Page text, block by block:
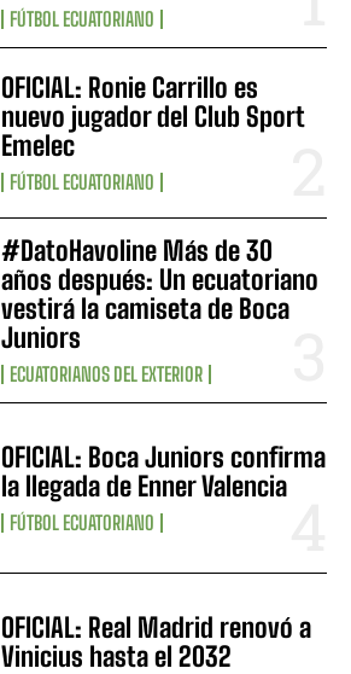
FÚTBOL ECUATORIANO
OFICIAL: Ronie Carrillo es
nuevo jugador del Club Sport
Emelec
FÚTBOL ECUATORIANO
#DatoHavoline Más de 30
años después: Un ecuatoriano
vestirá la camiseta de Boca
Juniors
ECUATORIANOS DEL EXTERIOR
OFICIAL: Boca Juniors confirma
la llegada de Enner Valencia
FÚTBOL ECUATORIANO
OFICIAL: Real Madrid renovó a
Vinicius hasta el 2032